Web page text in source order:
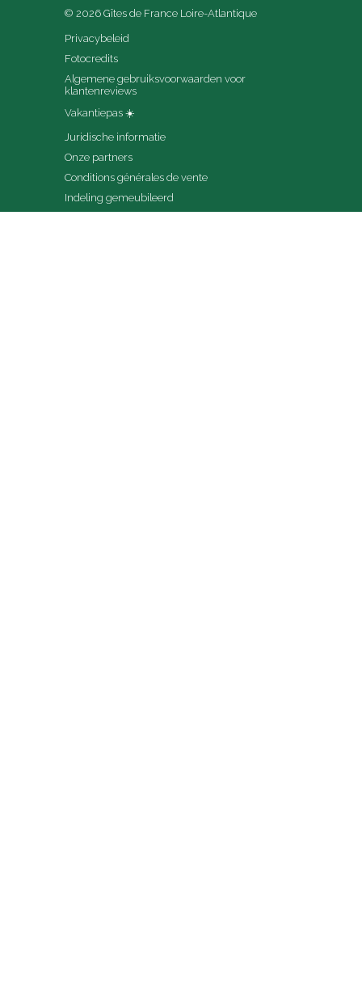
© 2026 Gîtes de France Loire-Atlantique
Privacybeleid
Fotocredits
Algemene gebruiksvoorwaarden voor
klantenreviews
Vakantiepas ☀️
Juridische informatie
Onze partners
Conditions générales de vente
Indeling gemeubileerd